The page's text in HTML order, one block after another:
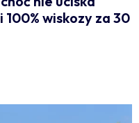
wiskozy za 30